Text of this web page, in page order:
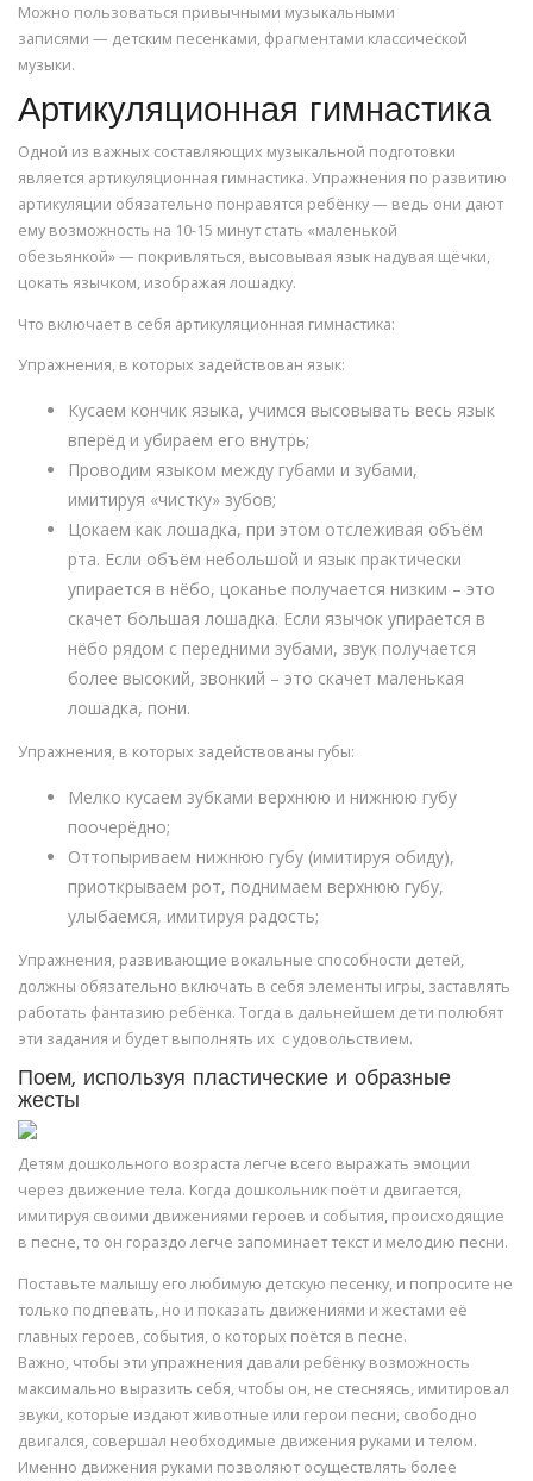
Можно пользоваться привычными музыкальными
записями — детским песенками, фрагментами классической
музыки.
Артикуляционная гимнастика
Одной из важных составляющих музыкальной подготовки
является артикуляционная гимнастика. Упражнения по развитию
артикуляции обязательно понравятся ребёнку — ведь они дают
ему возможность на 10-15 минут стать «маленькой
обезьянкой» — покривляться, высовывая язык надувая щёчки,
цокать язычком, изображая лошадку.
Что включает в себя артикуляционная гимнастика:
Упражнения, в которых задействован язык:
Кусаем кончик языка, учимся высовывать весь язык
вперёд и убираем его внутрь;
Проводим языком между губами и зубами,
имитируя «чистку» зубов;
Цокаем как лошадка, при этом отслеживая объём
рта. Если объём небольшой и язык практически
упирается в нёбо, цоканье получается низким – это
скачет большая лошадка. Если язычок упирается в
нёбо рядом с передними зубами, звук получается
более высокий, звонкий – это скачет маленькая
лошадка, пони.
Упражнения, в которых задействованы губы:
Мелко кусаем зубками верхнюю и нижнюю губу
поочерёдно;
Оттопыриваем нижнюю губу (имитируя обиду),
приоткрываем рот, поднимаем верхнюю губу,
улыбаемся, имитируя радость;
Упражнения, развивающие вокальные способности детей,
должны обязательно включать в себя элементы игры, заставлять
работать фантазию ребёнка. Тогда в дальнейшем дети полюбят
эти задания и будет выполнять их с удовольствием.
Поем, используя пластические и образные
жесты
Детям дошкольного возраста легче всего выражать эмоции
через движение тела. Когда дошкольник поёт и двигается,
имитируя своими движениями героев и события, происходящие
в песне, то он гораздо легче запоминает текст и мелодию песни.
Поставьте малышу его любимую детскую песенку, и попросите не
только подпевать, но и показать движениями и жестами её
главных героев, события, о которых поётся в песне.
Важно, чтобы эти упражнения давали ребёнку возможность
максимально выразить себя, чтобы он, не стесняясь, имитировал
звуки, которые издают животные или герои песни, свободно
двигался, совершал необходимые движения руками и телом.
Именно движения руками позволяют осуществлять более